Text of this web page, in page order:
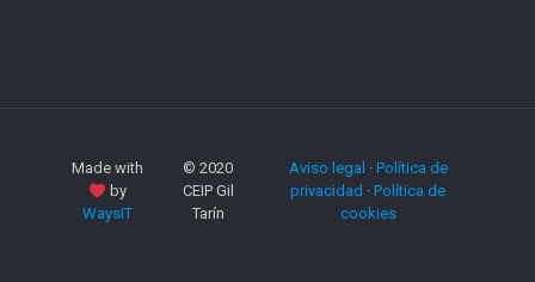
Made with
by
WaysIT
© 2020
CEIP Gil
Tarín
Aviso legal · Política de
privacidad · Política de
cookies